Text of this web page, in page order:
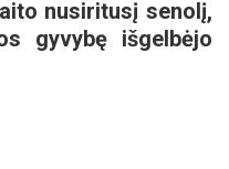
nusiritusį senolį,
gyvybę išgelbėjo